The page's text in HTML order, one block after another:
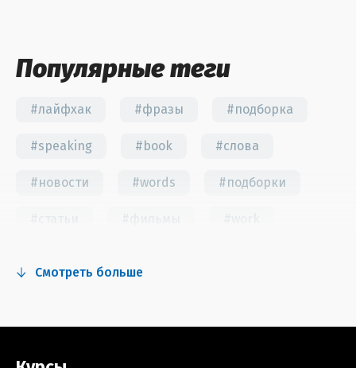
Популярные теги
#лайфхак #фразы #подборка
#speaking #book #слова
#новости #words #подборки
#grammar #writing #упражнения
Смотреть больше